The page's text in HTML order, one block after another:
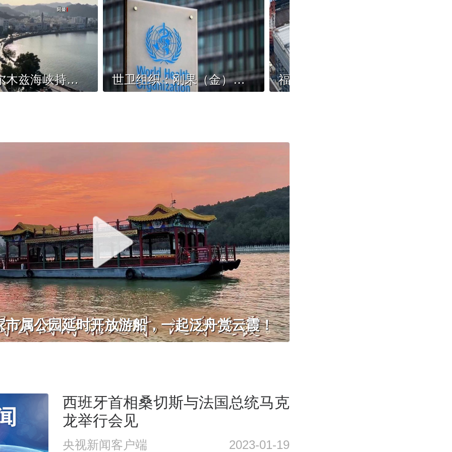
美伊在霍尔木兹海峡持续博弈，阿曼面临“选边”压力 世卫组织：刚果（金）及乌干达共报告134例埃博拉确诊病例
市属公园延时开放游船，一起泛舟赏云霞！
西班牙首相桑切斯与法国总统马克
龙举行会见
央视新闻客户端 2023-01-19